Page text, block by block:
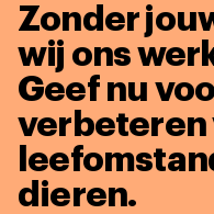
Zonder
wij ons
Geef nu
verbeteren
dieren.